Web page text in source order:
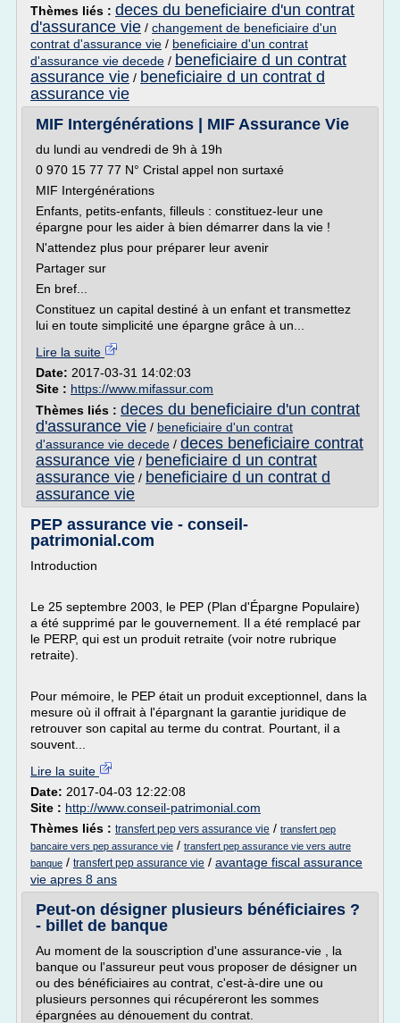
Thèmes liés : deces du beneficiaire d'un contrat
d'assurance vie / changement de beneficiaire d'un
contrat d'assurance vie / beneficiaire d'un contrat
d'assurance vie decede / beneficiaire d un contrat
assurance vie / beneficiaire d un contrat d
assurance vie
MIF Intergénérations | MIF Assurance Vie
du lundi au vendredi de 9h à 19h
0 970 15 77 77 N° Cristal appel non surtaxé
MIF Intergénérations
Enfants, petits-enfants, filleuls : constituez-leur une
épargne pour les aider à bien démarrer dans la vie !
N'attendez plus pour préparer leur avenir
Partager sur
En bref...
Constituez un capital destiné à un enfant et transmettez
lui en toute simplicité une épargne grâce à un...
Lire la suite
Date: 2017-03-31 14:02:03
Site : https://www.mifassur.com
Thèmes liés : deces du beneficiaire d'un contrat
d'assurance vie / beneficiaire d'un contrat
d'assurance vie decede / deces beneficiaire contrat
assurance vie / beneficiaire d un contrat
assurance vie / beneficiaire d un contrat d
assurance vie
PEP assurance vie - conseil-
patrimonial.com
Introduction
Le 25 septembre 2003, le PEP (Plan d'Épargne Populaire)
a été supprimé par le gouvernement. Il a été remplacé par
le PERP, qui est un produit retraite (voir notre rubrique
retraite).
Pour mémoire, le PEP était un produit exceptionnel, dans la
mesure où il offrait à l'épargnant la garantie juridique de
retrouver son capital au terme du contrat. Pourtant, il a
souvent...
Lire la suite
Date: 2017-04-03 12:22:08
Site : http://www.conseil-patrimonial.com
Thèmes liés : transfert pep vers assurance vie / transfert pep
bancaire vers pep assurance vie / transfert pep assurance vie vers autre
banque / transfert pep assurance vie / avantage fiscal assurance
vie apres 8 ans
Peut-on désigner plusieurs bénéficiaires ?
- billet de banque
Au moment de la souscription d'une assurance-vie , la
banque ou l'assureur peut vous proposer de désigner un
ou des bénéficiaires au contrat, c'est-à-dire une ou
plusieurs personnes qui récupéreront les sommes
épargnées au dénouement du contrat.